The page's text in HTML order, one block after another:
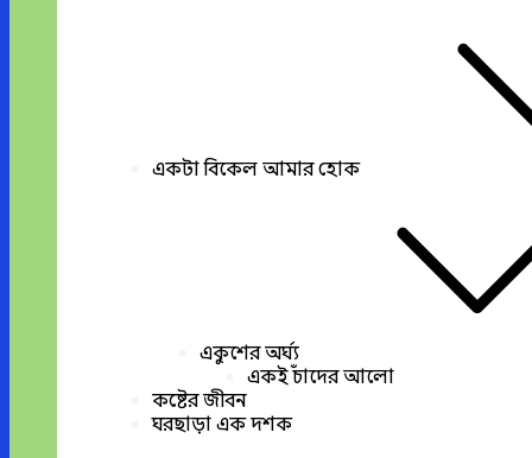
একটা বিকেল আমার হোক
একুশের অর্ঘ্য
একই চাঁদের আলো
কষ্টের জীবন
ঘরছাড়া এক দশক